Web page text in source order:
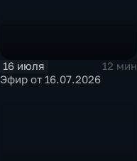
16 июля
12 мин
Эфир от 16.07.2026